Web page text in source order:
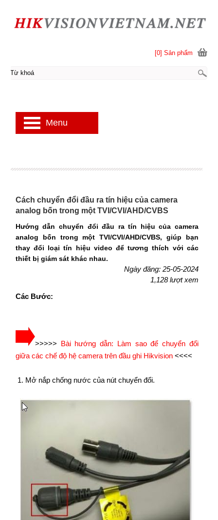
Cách chuyển đổi đầu ra tín hiệu của camera
analog bốn trong một TVI/CVI/AHD/CVBS
Hướng dẫn chuyển đổi đầu ra tín hiệu của camera
analog bốn trong một TVI/CVI/AHD/CVBS, giúp bạn
thay đổi loại tín hiệu video để tương thích với các
thiết bị giám sát khác nhau.
Ngày đăng: 25-05-2024
1,128 lượt xem
Các Bước:
>>>>> Bài hướng dẫn: Làm sao để chuyển đổi
giữa các chế độ hệ camera trên đầu ghi Hikvision<<<<
1. Mở nắp chống nước của nút chuyển đổi.
[0] Sản phẩm
Menu